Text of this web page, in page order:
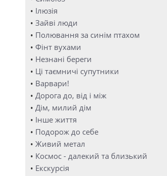
• Ілюзія
• Зайві люди
• Полювання за синім птахом
• Фінт вухами
• Незнані береги
• Ці таємничі супутники
• Варвари!
• Дорога до, від і між
• Дім, милий дім
• Інше життя
• Подорож до себе
• Живий метал
• Космос - далекий та близький
• Екскурсія